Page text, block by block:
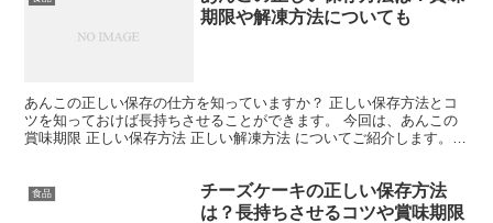
期限や解凍方法についても
あんこの正しい保存の仕方を知っていますか？ 正しい保存方法とコ
ツを知っておけば長持ちさせることができます。 今回は、あんこの
賞味期限 正しい保存方法 正しい解凍方法 についてご紹介します。
食品
チーズケーキの正しい保存方法
は？長持ちさせるコツや賞味期限